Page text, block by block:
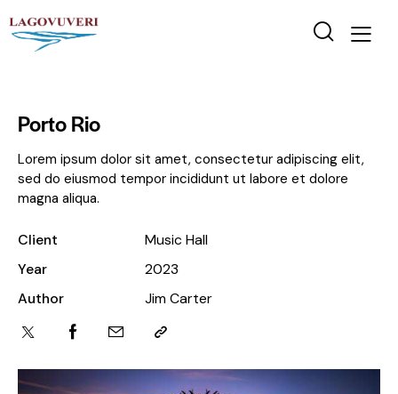
Porto Rio
Lorem ipsum dolor sit amet, consectetur adipiscing elit,
sed do eiusmod tempor incididunt ut labore et dolore
magna aliqua.
Client
Music Hall
Year
2023
Author
Jim Carter